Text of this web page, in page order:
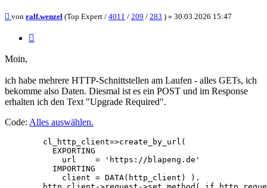
Beitrag
von ralf.wenzel (Top Expert / 4011 / 209 / 283 ) » 30.03.2026 15:47
Moin,
ich habe mehrere HTTP-Schnittstellen am Laufen - alles GETs, ich
bekomme also Daten. Diesmal ist es ein POST und im Response
erhalten ich den Text "Upgrade Required".
Code: Alles auswählen.
        cl_http_client=>create_by_url(
          EXPORTING
            url    = 'https://blapeng.de'
          IMPORTING
            client = DATA(http_client) ).